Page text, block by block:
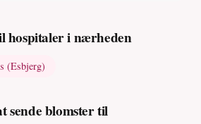
hospitaler i nærheden
(Esbjerg)
sende blomster til